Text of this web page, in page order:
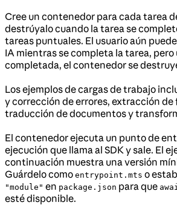
Cree un contenedor para cada tarea
destrúyalo cuando la tarea se
tareas puntuales. El usuario aún
IA mientras se completa la tarea, pero
completada, el contenedor se
Los ejemplos de cargas de trabajo
y corrección de errores, extracción de
traducción de documentos y
El contenedor ejecuta un punto de
ejecución que llama al SDK y sale. El
continuación muestra una versión
Guárdelo como entrypoint.mts o
"module" en package.json para que
esté disponible.